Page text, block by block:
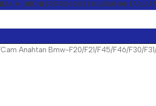
BAKIM ÜRÜNLERIFREN SISTEMLERIANAHTARLAR
Cam Anahtarı Bmw-F20/F21/F45/F46/F30/